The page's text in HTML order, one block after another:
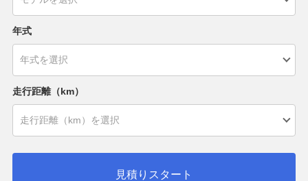
年式
走行距離（km）
見積りスタート